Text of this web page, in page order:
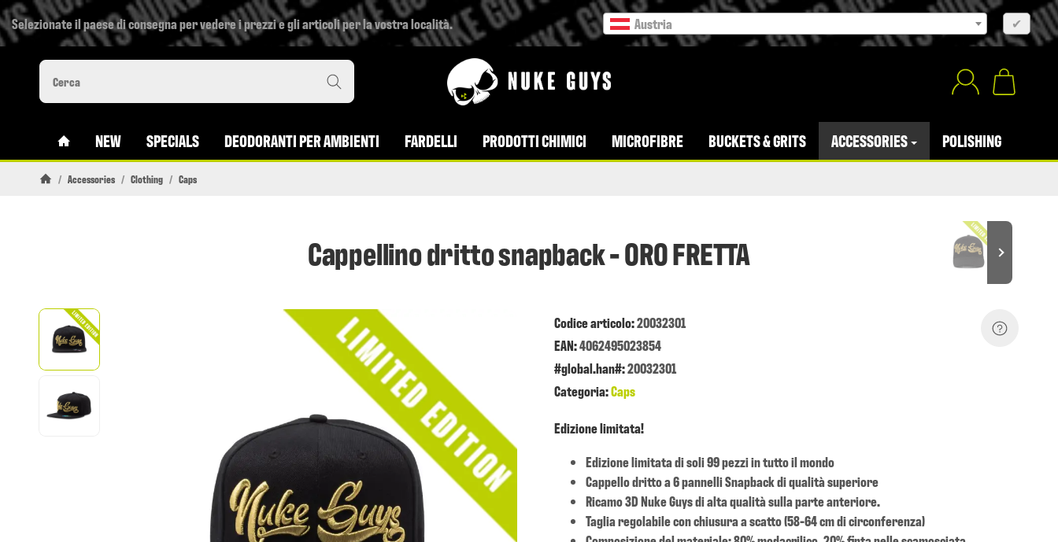
Selezionate il paese di consegna per vedere i prezzi e gli articoli per la vostra località. Austria ✔
#CUSTOM.LINKHOME#
NEW SPECIALS DEODORANTI PER AMBIENTI FARDELLI PRODOTTI CHIMICI MICROFIBRE BUCKETS & GRITS ACCESSORIES POLISHING
/ Accessories / Clothing / Caps
Cappellino dritto snapback - ORO FRETTA
Codice articolo:20032301
EAN:4062495023854
#global.han#:20032301
Categoria:Caps
Edizione limitata!
Edizione limitata di soli 99 pezzi in tutto il mondo
Cappello dritto a 6 pannelli Snapback di qualità superiore
Ricamo 3D Nuke Guys di alta qualità sulla parte anteriore.
Taglia regolabile con chiusura a scatto (58-64 cm di circonferenza)